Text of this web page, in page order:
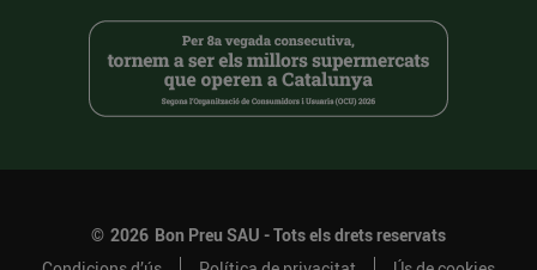
© 2026 Bon Preu SAU - Tots els drets reservats